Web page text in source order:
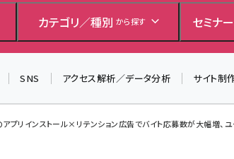
カテゴリ／種別 から探す セミナ
SNS アクセス解析／データ分析 サイト制
プリインストール×リテンション広告でバイト応募数が大幅増、
7月24日で創刊20周年。ご回答者には抽
▼アンケートページはこちらから▼